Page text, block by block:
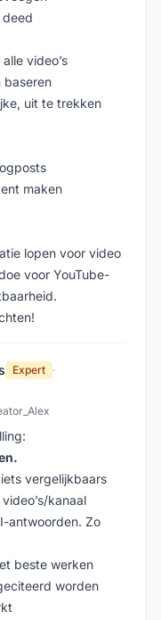
video’s
baseren
uit te trekken
maken
lopen voor video
voor YouTube-
Expert ·
vergelijkbaars
kanaal
antwoorden. Zo
beste werken
worden